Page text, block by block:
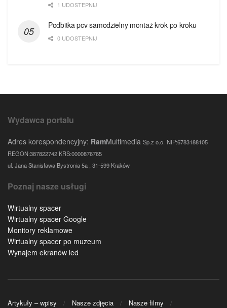
1 UDOSTEPNIJ
Podbitka pcv samodzielny montaż krok po kroku
0 UDOSTEPNIJ
Wydawca portalu
Adres korespondencyjny: RamMultimedia Sp.z o.o. NIP:6783188105
REGON:387822742 KRS:0000876765
ul. Jana Stanisława Bystronia 5a , 31-599 Kraków
Poznaj nasze usługi
Wirtualny spacer
Wirtualny spacer Google
Monitory reklamowe
Wirtualny spacer po muzeum
Wynajem ekranów led
Artykuły – wpisy Nasze zdjęcia
Nasze filmy